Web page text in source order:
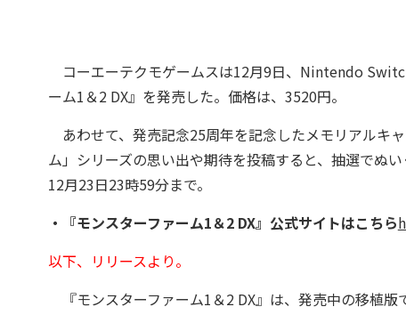
コーエーテクモゲームスは12月9日、Nintendo
ーム1＆2 DX』を発売した。価格は、3520円。
あわせて、発売記念25周年を記念したメモリアルキ
ム」シリーズの思い出や期待を投稿すると、抽選でぬ
12月23日23時59分まで。
・『モンスターファーム1＆2 DX』公式サイトはこちら
以下、リリースより。
『モンスターファーム1＆2 DX』は、発売中の移植